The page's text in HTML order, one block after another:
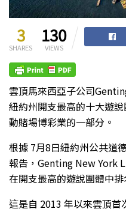
3
SHARES
130
VIEWS
雲頂馬來西亞子公司
紐約州開支最高的十大遊
動賭場博彩業的一部分。
根據 7月8日紐約州公共道
報告，Genting New York
在開支最高的遊說團體中排
這是自 2013 年以來雲頂